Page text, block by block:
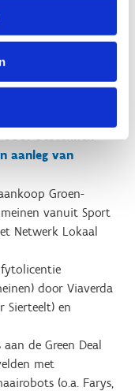
en
met een
bestekken
aanleg van
Groen-
vanuit Sport
Netwerk Lokaal
door Viaverda
Sierteelt) en
de Green Deal
met
(o.a. Farys,